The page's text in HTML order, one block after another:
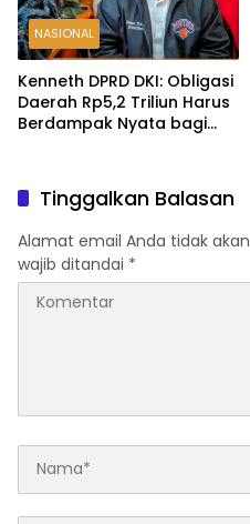
NASIONAL
Kenneth DPRD DKI: Obligasi
Daerah Rp5,2 Triliun Harus
Berdampak Nyata bagi
Tinggalkan Balasan
Alamat email Anda tidak
wajib ditandai *